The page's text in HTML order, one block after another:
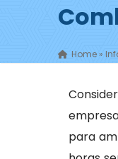
Home »
para